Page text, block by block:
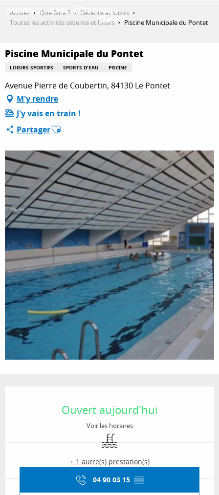
QUE FAIRE ?
SÉJOURNER
ESPACE PRO
Accueil Que faire ?
Détente et loisirs
Toutes les activités détente et loisirs
Piscine Municipale du Pontet
Piscine Municipale du Pontet
LOISIRS SPORTIFS SPORTS D'EAU PISCINE
Avenue Pierre de Coubertin, 84130 Le Pontet
M'y rendre
J'y vais en train !
PartagerAjouter aux favoris
Ouvert aujourd'hui
Voir les horaires
Piscine
+ 1 autre(s) prestation(s)
04 90 03 15 ▒▒